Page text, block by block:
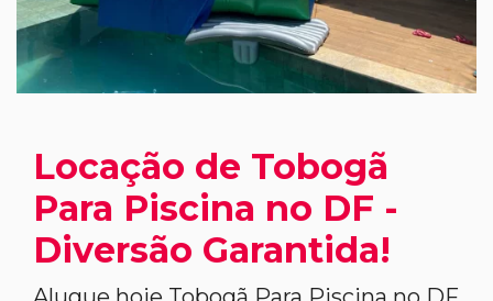
Locação de Tobogã
Para Piscina no DF -
Diversão Garantida!